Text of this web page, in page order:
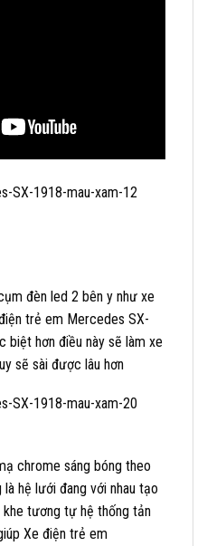
đèn led 2 bên y như xe
trẻ em Mercedes SX-
biệt hơn điều này sẽ làm xe
sẽ sài được lâu hơn
chrome sáng bóng theo
hệ lưới đang với nhau tạo
khe tương tự hệ thống tản
Xe điện trẻ em